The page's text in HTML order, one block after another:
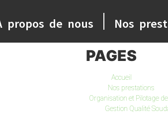
propos de nous Nos
PAGES
Accueil
Nos prestations
Organisation‎‎ et Pilotage
Gestion Qualité